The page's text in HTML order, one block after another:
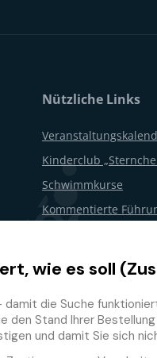
Nützliche Links
Kinderclub
Schwimmkurse
Kommentierte
Treueprogramm
wie es soll
die Suche
den Stand Ihrer
und damit Sie sich